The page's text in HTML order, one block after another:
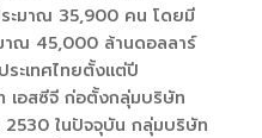
ระมาณ 35,900 คน โดยมี
าณ 45,000 ล้านดอลลาร์
ระเทศไทยตั้งแต่ปี
เอสซีจี ก่อตั้งกลุ่มบริษัท
2530 ในปัจจุบัน กลุ่มบริษัท